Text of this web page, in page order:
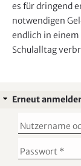
es für dringend
notwendigen
endlich in
Schulalltag
Erneut